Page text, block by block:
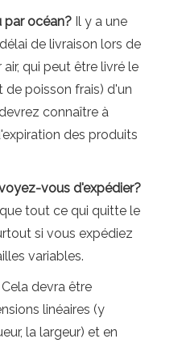
par océan? Il y a une
de livraison lors de
qui peut être livré le
de poisson frais) d'un
connaître à
des produits
vous d'expédier?
tout ce qui quitte le
si vous expédiez
variables.
Cela devra être
linéaires (y
la largeur) et en